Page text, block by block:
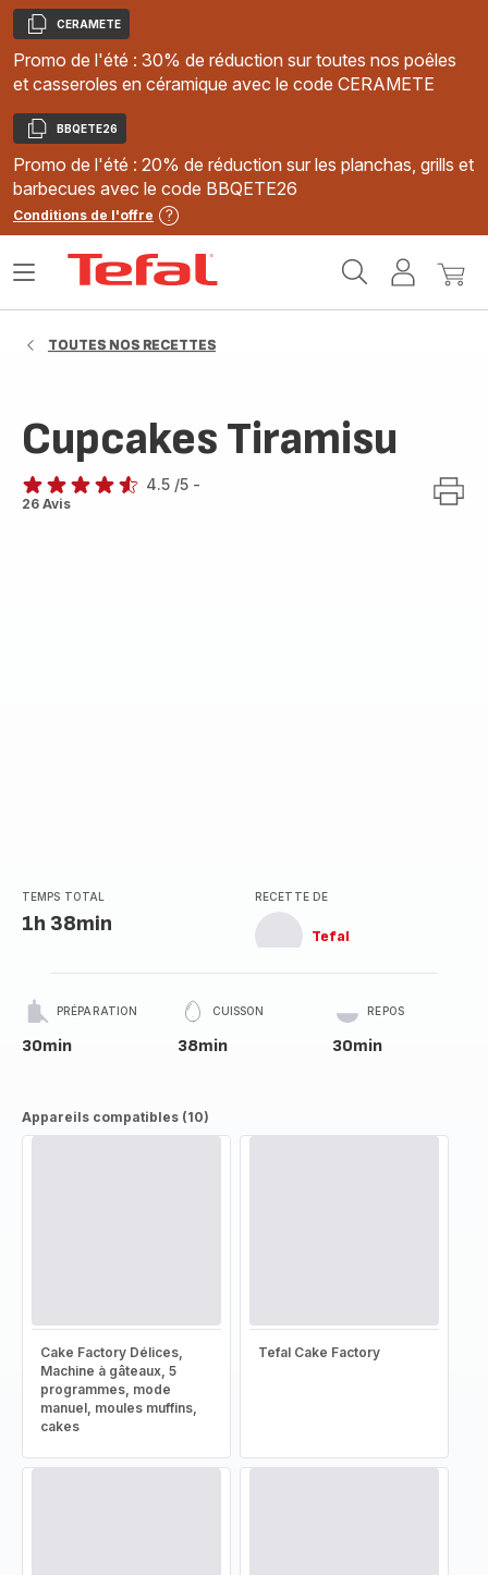
Copier
CERAMETE
Promo de l'été : 30% de réduction sur toutes nos poêles
et casseroles en céramique avec le code CERAMETE
Copier
BBQETE26
Promo de l'été : 20% de réduction sur les planchas, grills et
barbecues avec le code BBQETE26
Conditions de l'offre
MonMon
Ouvrir
TOUTES NOS RECETTES
Cupcakes Tiramisu
ratings.4.5
4.5 /5 -
26 Avis
TEMPS TOTAL
1h 38min
RECETTE DE
Tefal
PRÉPARATION
30min
CUISSON
38min
REPOS
30min
Appareils compatibles (10)
Cake Factory Délices,
Machine à gâteaux, 5
programmes, mode
manuel, moules muffins,
cakes
Tefal Cake Factory